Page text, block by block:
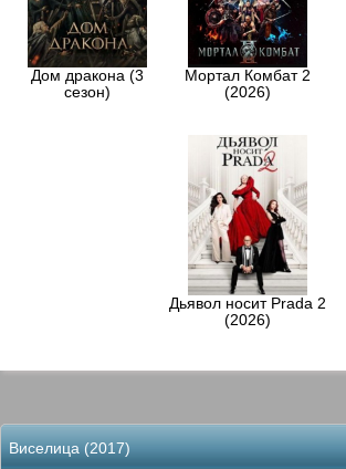
Дом дракона (3
сезон)
Мортал Комбат 2
(2026)
Дьявол носит Prada 2
(2026)
Виселица (2017)